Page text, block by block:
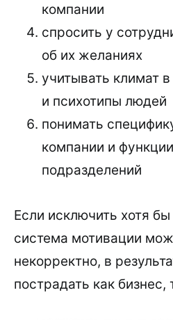
компании
спросить у
об их желаниях
учитывать климат
и психотипы людей
понимать
компании и
подразделений
Если исключить хотя
система мотивации
некорректно, в
пострадать как бизнес,